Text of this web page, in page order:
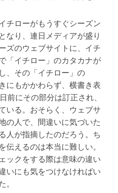
チローがもうすぐシーズン
なり、連日メディアが盛り
ズのウェブサイトに、イチ
「イチロー」のカタカナが
、その「イチロー」の
にもかかわらず、横書き表
前にその部分は訂正され、
いる。おそらく、ウェブサ
の人で、間違いに気づいた
人が指摘したのだろう。ち
伝えるのは本当に難しい。
ックをする際は意味の違い
いにも気をつけなければい
。